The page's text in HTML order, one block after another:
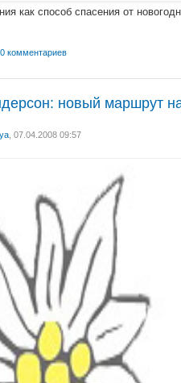
как способ спасения от
комментариев
новый маршрут
, 07.04.2008 09:57